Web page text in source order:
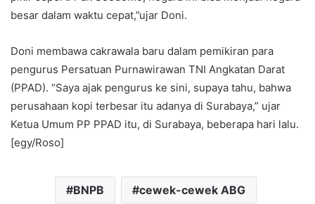
besar dalam waktu cepat,”ujar Doni.
Doni membawa cakrawala baru dalam pemikiran para
pengurus Persatuan Purnawirawan TNI Angkatan Darat
(PPAD). “Saya ajak pengurus ke sini, supaya tahu, bahwa
perusahaan kopi terbesar itu adanya di Surabaya,” ujar
Ketua Umum PP PPAD itu, di Surabaya, beberapa hari lalu.
[egy/Roso]
BNPB cewek-cewek ABG